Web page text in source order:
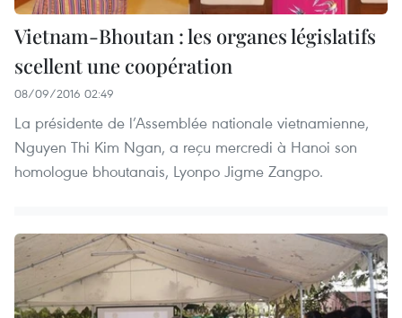
Vietnam-Bhoutan : les organes législatifs
scellent une coopération
08/09/2016 02:49
La présidente de l’Assemblée nationale vietnamienne,
Nguyen Thi Kim Ngan, a reçu mercredi à Hanoi son
homologue bhoutanais, Lyonpo Jigme Zangpo.